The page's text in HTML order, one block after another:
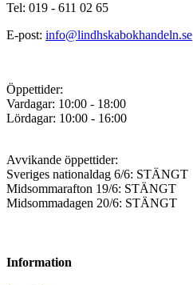
Tel: 019 - 611 02 65
E-post: info@lindhskabokhandeln.se
Öppettider:
Vardagar: 10:00 - 18:00
Lördagar: 10:00 - 16:00
Avvikande öppettider:
Sveriges nationaldag 6/6: STÄNGT
Midsommarafton 19/6: STÄNGT
Midsommadagen 20/6: STÄNGT
Information